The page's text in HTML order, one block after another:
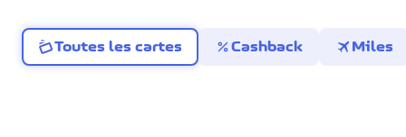
Toutes les cartes percentCashback travel Miles